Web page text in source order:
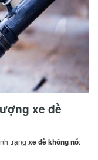
xe đề
trạng xe đề không nổ: